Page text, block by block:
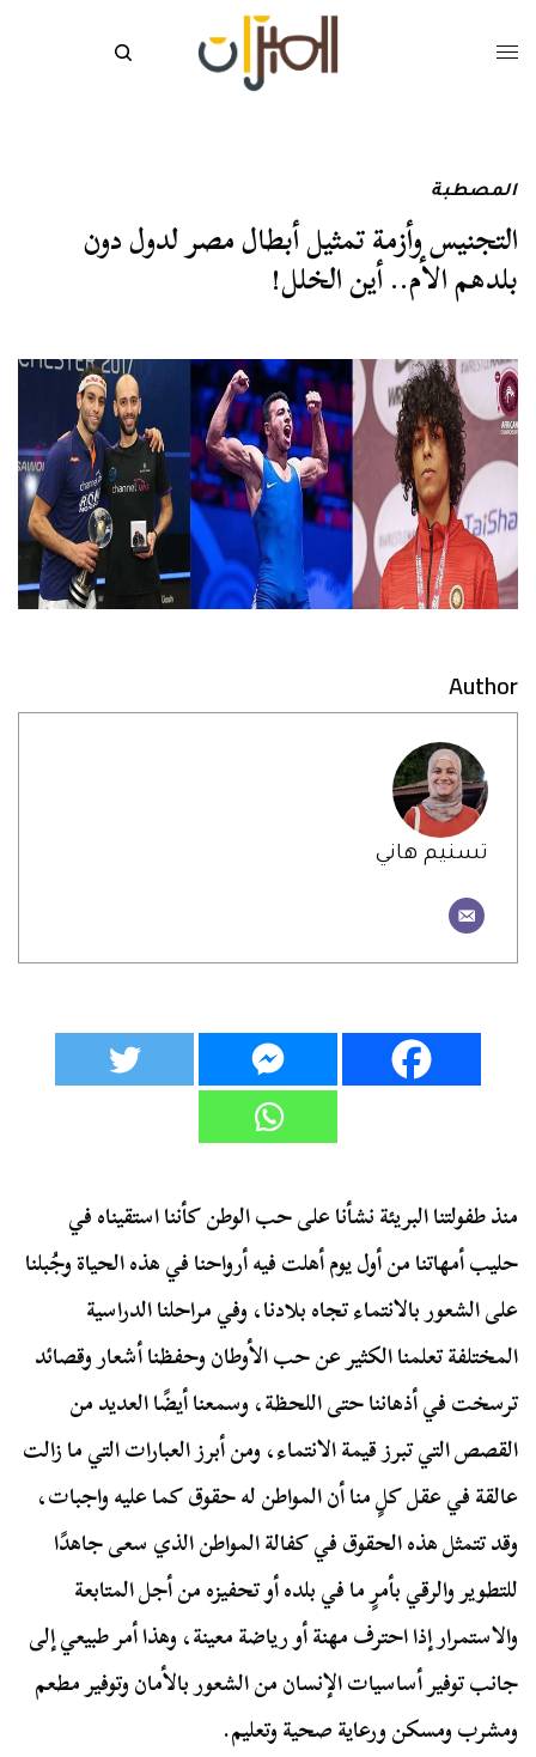
المصطبة
التجنيس وأزمة تمثيل أبطال مصر لدول دون
بلدهم الأم.. أين الخلل!
Author
تسنيم هاني
منذ طفولتنا البريئة نشأنا على حب الوطن كأننا استقيناه في
حليب أمهاتنا من أول يوم أهلت فيه أرواحنا في هذه الحياة وجُبلنا
على الشعور بالانتماء تجاه بلادنا، وفي مراحلنا الدراسية
المختلفة تعلمنا الكثير عن حب الأوطان وحفظنا أشعار وقصائد
ترسخت في أذهاننا حتى اللحظة، وسمعنا أيضًا العديد من
القصص التي تبرز قيمة الانتماء، ومن أبرز العبارات التي ما زالت
عالقة في عقل كلٍ منا أن المواطن له حقوق كما عليه واجبات،
وقد تتمثل هذه الحقوق في كفالة المواطن الذي سعى جاهدًا
للتطوير والرقي بأمرٍ ما في بلده أو تحفيزه من أجل المتابعة
والاستمرار إذا احترف مهنة أو رياضة معينة، وهذا أمر طبيعي إلى
جانب توفير أساسيات الإنسان من الشعور بالأمان وتوفير مطعم
ومشرب ومسكن ورعاية صحية وتعليم.